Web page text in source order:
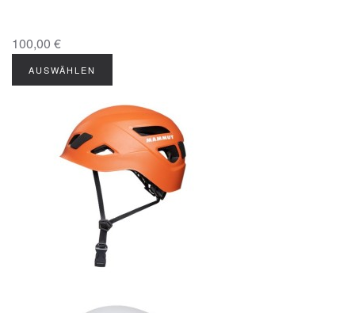
100,00 €
AUSWÄHLEN